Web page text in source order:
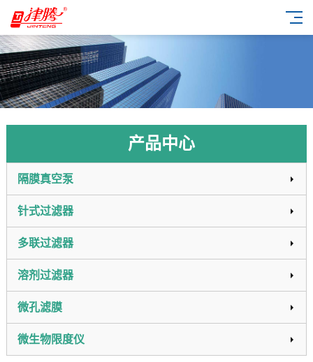
产品中心
隔膜真空泵
针式过滤器
多联过滤器
溶剂过滤器
微孔滤膜
微生物限度仪